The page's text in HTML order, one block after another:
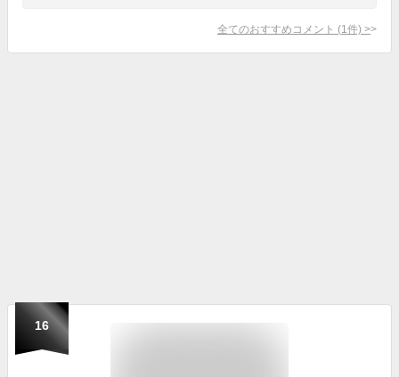
全てのおすすめコメント (1 件) >
16